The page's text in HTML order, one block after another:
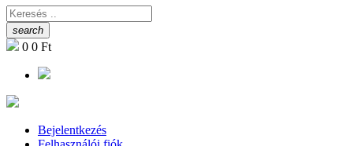
search
0 0 Ft
Bejelentkezés